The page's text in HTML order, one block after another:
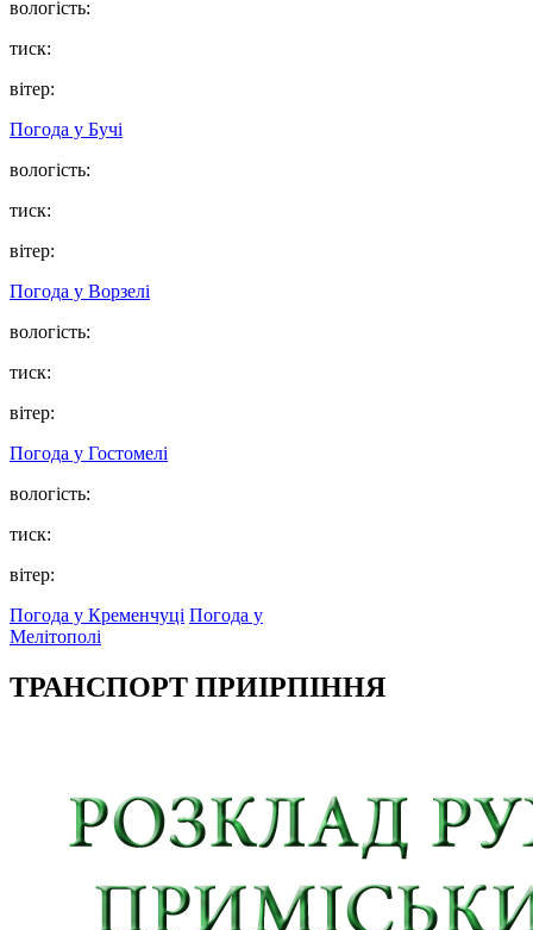
вологість:
тиск:
вітер:
Погода у Бучі
вологість:
тиск:
вітер:
Погода у Ворзелі
вологість:
тиск:
вітер:
Погода у Гостомелі
вологість:
тиск:
вітер:
Погода у Кременчуці Погода у
Мелітополі
ТРАНСПОРТ ПРИІРПІННЯ